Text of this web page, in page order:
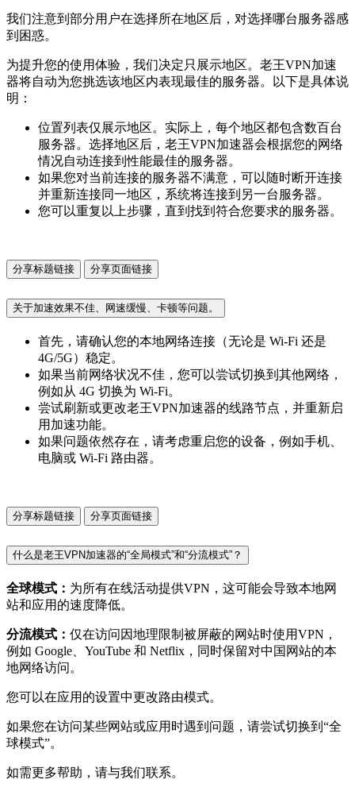
我们注意到部分用户在选择所在地区后，对选择哪台服务器感
到困惑。
为提升您的使用体验，我们决定只展示地区。老王VPN加速
器将自动为您挑选该地区内表现最佳的服务器。以下是具体说
明：
位置列表仅展示地区。实际上，每个地区都包含数百台
服务器。选择地区后，老王VPN加速器会根据您的网络
情况自动连接到性能最佳的服务器。
如果您对当前连接的服务器不满意，可以随时断开连接
并重新连接同一地区，系统将连接到另一台服务器。
您可以重复以上步骤，直到找到符合您要求的服务器。
分享标题链接 分享页面链接
关于加速效果不佳、网速缓慢、卡顿等问题。
首先，请确认您的本地网络连接（无论是 Wi-Fi 还是
4G/5G）稳定。
如果当前网络状况不佳，您可以尝试切换到其他网络，
例如从 4G 切换为 Wi-Fi。
尝试刷新或更改老王VPN加速器的线路节点，并重新启
用加速功能。
如果问题依然存在，请考虑重启您的设备，例如手机、
电脑或 Wi-Fi 路由器。
分享标题链接 分享页面链接
什么是老王VPN加速器的“全局模式”和“分流模式”？
全球模式： 为所有在线活动提供VPN，这可能会导致本地网
站和应用的速度降低。
分流模式： 仅在访问因地理限制被屏蔽的网站时使用VPN，
例如 Google、YouTube 和 Netflix，同时保留对中国网站的本
地网络访问。
您可以在应用的设置中更改路由模式。
如果您在访问某些网站或应用时遇到问题，请尝试切换到“全
球模式”。
如需更多帮助，请与我们联系。